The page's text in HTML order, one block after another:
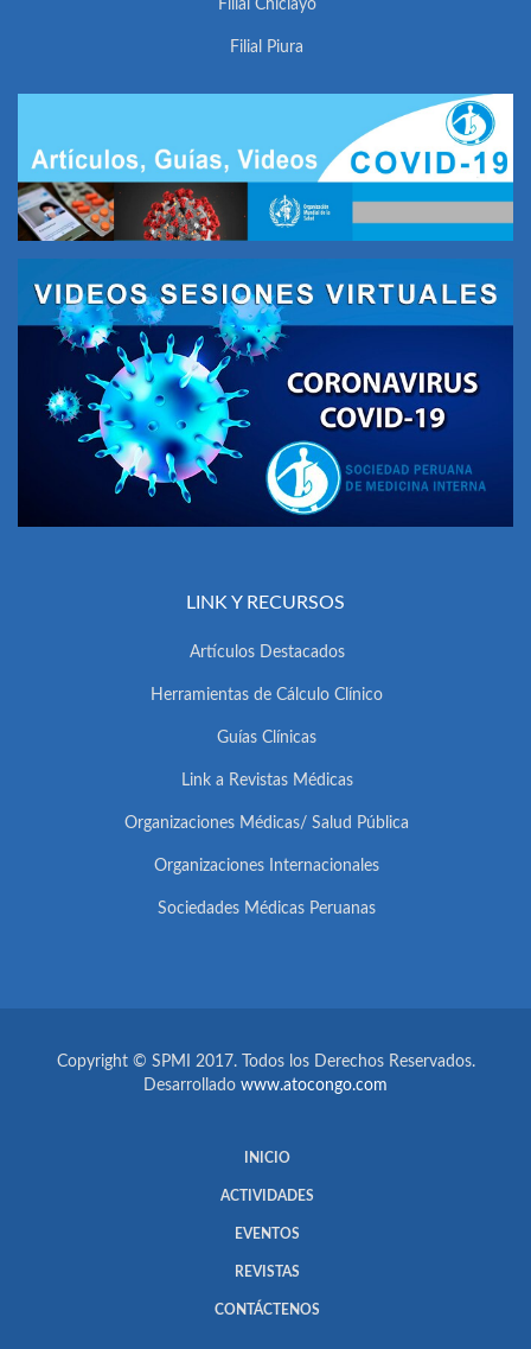
Filial Chiclayo
Filial Piura
LINK Y RECURSOS
Artículos Destacados
Herramientas de Cálculo Clínico
Guías Clínicas
Link a Revistas Médicas
Organizaciones Médicas/ Salud Pública
Organizaciones Internacionales
Sociedades Médicas Peruanas
Copyright © SPMI 2017. Todos los Derechos Reservados.
Desarrollado www.atocongo.com
INICIO
ACTIVIDADES
EVENTOS
REVISTAS
CONTÁCTENOS